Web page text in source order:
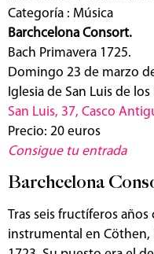
Categoría : Música
Barchcelona Consort.
Bach Primavera 1725.
Domingo 23 de marzo
Iglesia de San Luis de los
San Luis, 37, Casco
Precio: 20 euros
Consigue tu entrada
Barchcelona
Tras seis fructíferos
instrumental en Cöthen,